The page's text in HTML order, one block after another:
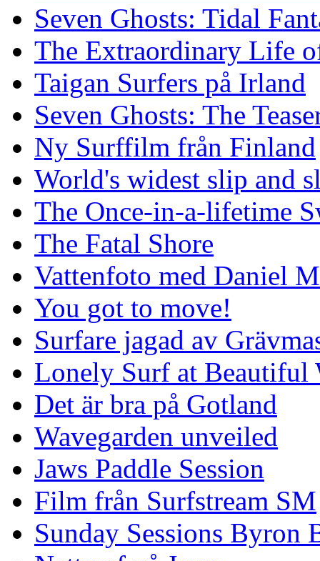
Seven Ghosts: Tidal
The Extraordinary Life
Taigan Surfers på Irland
Seven Ghosts: The
Ny Surffilm från Finland
World's widest slip and
The Once-in-a-lifetime
The Fatal Shore
Vattenfoto med Daniel
You got to move!
Surfare jagad av
Lonely Surf at Beautiful
Det är bra på Gotland
Wavegarden unveiled
Jaws Paddle Session
Film från Surfstream SM
Sunday Sessions Byron